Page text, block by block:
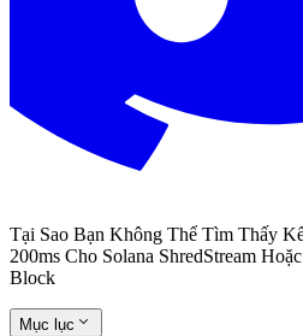
Tại Sao Bạn Không Thể Tìm Thấy
200ms Cho Solana ShredStream
Block
Mục lục